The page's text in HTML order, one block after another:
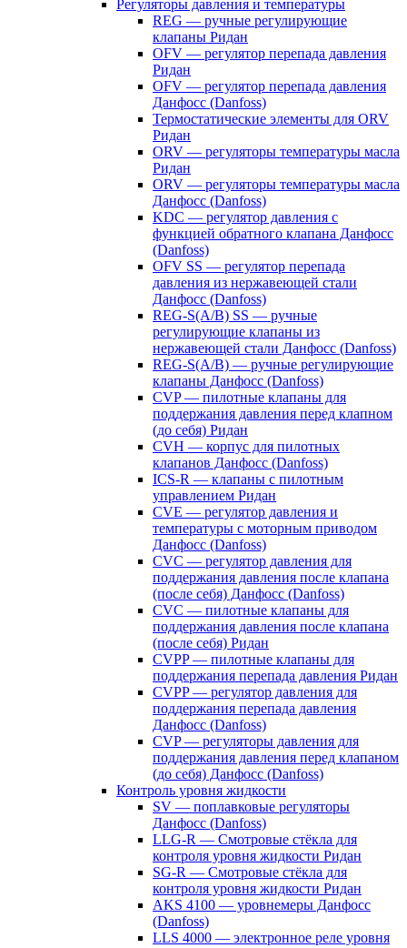
Регуляторы давления и температуры
REG — ручные регулирующие
клапаны Ридан
OFV — регулятор перепада давления
Ридан
OFV — регулятор перепада давления
Данфосс (Danfoss)
Термостатические элементы для ORV
Ридан
ORV — регуляторы температуры масла
Ридан
ORV — регуляторы температуры масла
Данфосс (Danfoss)
KDC — регулятор давления с
функцией обратного клапана Данфосс
(Danfoss)
OFV SS — регулятор перепада
давления из нержавеющей стали
Данфосс (Danfoss)
REG-S(A/B) SS — ручные
регулирующие клапаны из
нержавеющей стали Данфосс (Danfoss)
REG-S(A/B) — ручные регулирующие
клапаны Данфосс (Danfoss)
CVP — пилотные клапаны для
поддержания давления перед клапном
(до себя) Ридан
CVH — корпус для пилотных
клапанов Данфосс (Danfoss)
ICS-R — клапаны с пилотным
управлением Ридан
CVE — регулятор давления и
температуры с моторным приводом
Данфосс (Danfoss)
CVС — регулятор давления для
поддержания давления после клапана
(после себя) Данфосс (Danfoss)
CVС — пилотные клапаны для
поддержания давления после клапана
(после себя) Ридан
CVPP — пилотные клапаны для
поддержания перепада давления Ридан
CVPP — регулятор давления для
поддержания перепада давления
Данфосс (Danfoss)
CVP — регуляторы давления для
поддержания давления перед клапаном
(до себя) Данфосс (Danfoss)
Контроль уровня жидкости
SV — поплавковые регуляторы
Данфосс (Danfoss)
LLG-R — Смотровые стёкла для
контроля уровня жидкости Ридан
SG-R — Смотровые стёкла для
контроля уровня жидкости Ридан
AKS 4100 — уровнемеры Данфосс
(Danfoss)
LLS 4000 — электронное реле уровня